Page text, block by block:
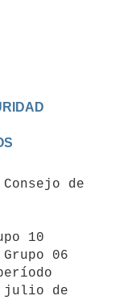
10
06
julio de